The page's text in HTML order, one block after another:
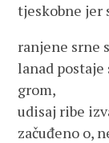
tjeskobne jer
ranjene srne
lanad
grom,
udisaj ribe
začuđeno o,